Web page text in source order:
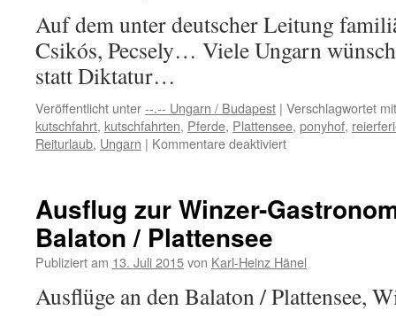
Auf dem unter deutscher Leitung
Csikós, Pecsely… Viele Ungarn
statt Diktatur…
Veröffentlicht unter--.-- Ungarn / Budapest | Verschlagwortet mit
kutschfahrt, kutschfahrten, Pferde, Plattensee, ponyhof,
Reiturlaub, Ungarn | Kommentare deaktiviertfür
Reiterhof
Balaton,
Ausflug zur Winzer-
Balaton / Plattensee
Publiziert am 13. Juli 2015von Karl-Heinz Hänel
Ausflüge an den Balaton / Plattensee,